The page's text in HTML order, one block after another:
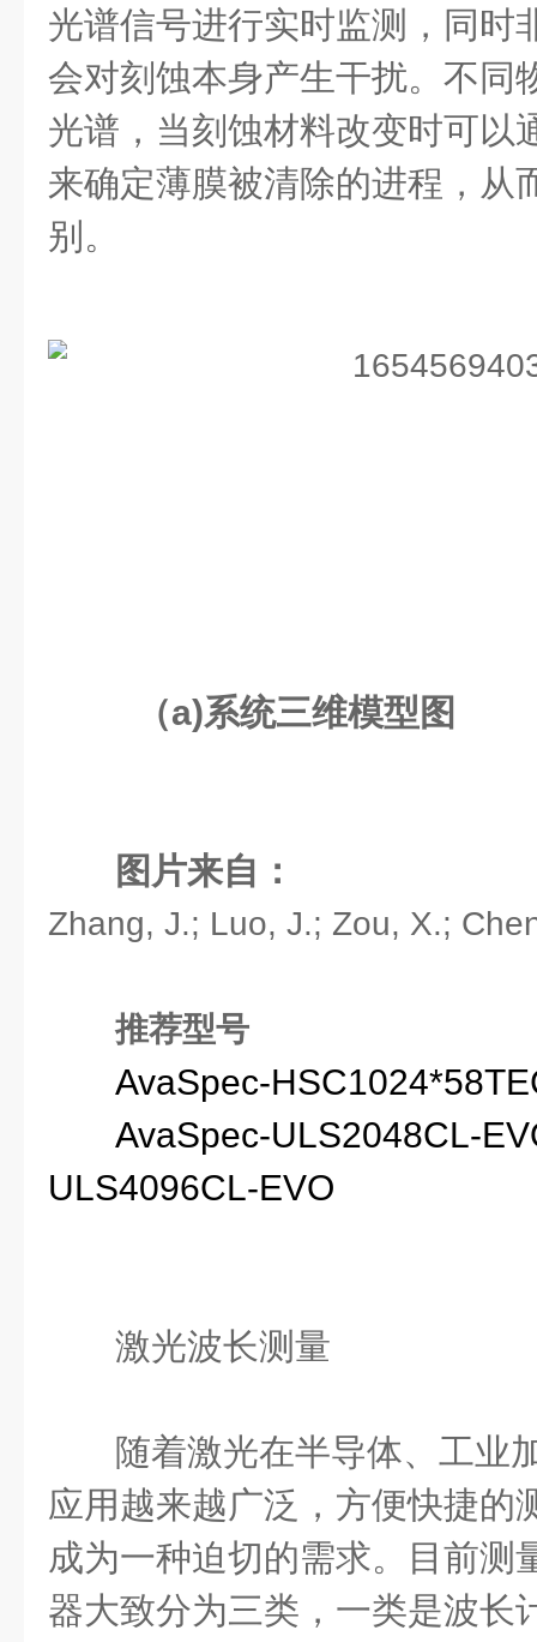
光谱信号进行实时监测，同时
会对刻蚀本身产生干扰。不同
光谱，当刻蚀材料改变时可以
来确定薄膜被清除的进程，从
别。
（a)系统三维模型图
图片来自：
Zhang, J.; Luo, J.; Zou, X.;
推荐型号
AvaSpec-
AvaSpec-ULS2048CL-
ULS4096CL-EVO
激光波长测量
随着激光在半导体、工业
应用越来越广泛，方便快捷的
成为一种迫切的需求。目前测
器大致分为三类，一类是波长